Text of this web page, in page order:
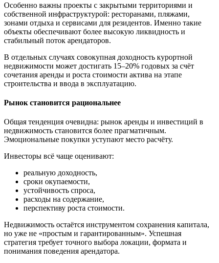
Особенно важны проекты с закрытыми территориями и
собственной инфраструктурой: ресторанами, пляжами,
зонами отдыха и сервисами для резидентов. Именно такие
объекты обеспечивают более высокую ликвидность и
стабильный поток арендаторов.
В отдельных случаях совокупная доходность курортной
недвижимости может достигать 15–20% годовых за счёт
сочетания аренды и роста стоимости актива на этапе
строительства и ввода в эксплуатацию.
Рынок становится рациональнее
Общая тенденция очевидна: рынок аренды и инвестиций в
недвижимость становится более прагматичным.
Эмоциональные покупки уступают место расчёту.
Инвесторы всё чаще оценивают:
реальную доходность,
сроки окупаемости,
устойчивость спроса,
расходы на содержание,
перспективу роста стоимости.
Недвижимость остаётся инструментом сохранения капитала,
но уже не «простым и гарантированным». Успешная
стратегия требует точного выбора локации, формата и
понимания поведения арендатора.